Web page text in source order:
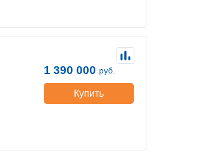
1 390 000 руб.
Купить